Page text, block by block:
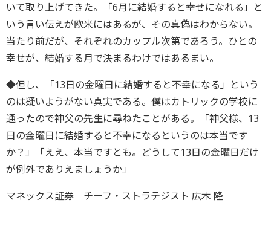
いて取り上げてきた。「6月に結婚すると幸せになれる」と
いう言い伝えが欧米にはあるが、その真偽はわからない。
当たり前だが、それぞれのカップル次第であろう。ひとの
幸せが、結婚する月で決まるわけではあるまい。
◆但し、「13日の金曜日に結婚すると不幸になる」という
のは疑いようがない真実である。僕はカトリックの学校に
通ったので神父の先生に尋ねたことがある。「神父様、13
日の金曜日に結婚すると不幸になるというのは本当です
か？」「ええ、本当ですとも。どうして13日の金曜日だけ
が例外でありえましょうか」
マネックス証券 チーフ・ストラテジスト 広木 隆